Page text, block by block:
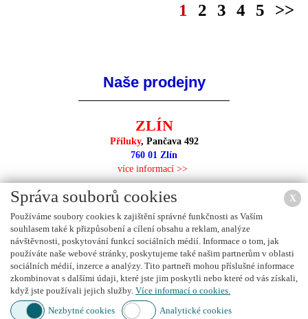
1 2 3 4 5 >>
Naše prodejny
ZLÍN
Příluky, Pančava 492
760 01 Zlín
více informací >>
NEJBLIŽŠÍ PRODEJNA
X
Správa souborů cookies
Používáme soubory cookies k zajištění správné funkčnosti as Vaším
souhlasem také k přizpůsobení a cílení obsahu a reklam, analýze
návštěvnosti, poskytování funkcí sociálních médií. Informace o tom, jak
používáte naše webové stránky, poskytujeme také našim partnerům v oblasti
sociálních médií, inzerce a analýzy. Tito partneři mohou příslušné informace
zkombinovat s dalšími údaji, které jste jim poskytli nebo které od vás získali,
když jste používali jejich služby. Více informací o cookies.
Nezbytné cookies
Analytické cookies